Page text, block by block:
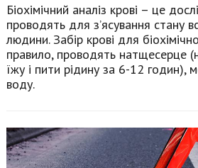
Біохімічний аналіз крові – це
проводять для з’ясування стану
людини. Забір крові для
правило, проводять натщесерце
їжу і пити рідину за 6-12 годин),
воду.